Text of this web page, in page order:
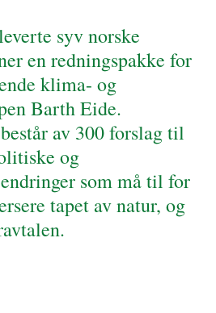
syv norske
en redningspakke for
klima- og
Barth Eide.
av 300 forslag til
og
som må til for
tapet av natur, og